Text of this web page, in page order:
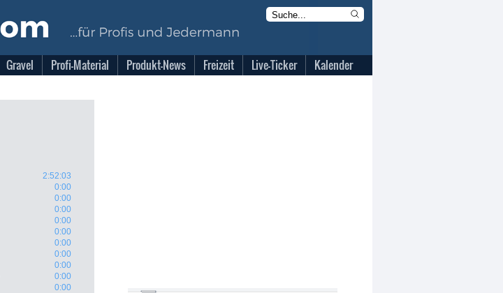
Gravel Profi-Material Produkt-News Freizeit Live-Ticker Kalender
2:52:03
0:00
0:00
0:00
0:00
0:00
0:00
0:00
0:00
0:00
0:00